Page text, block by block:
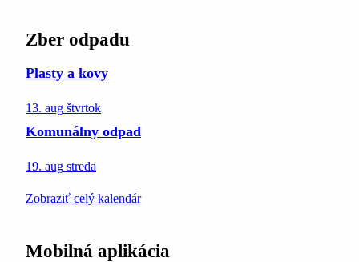
Zber odpadu
Plasty a kovy
13. aug štvrtok
Komunálny odpad
19. aug streda
Zobraziť celý kalendár
Mobilná aplikácia